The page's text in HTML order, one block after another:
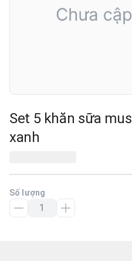
Set 5 khăn sữa
xanh
Số lượng